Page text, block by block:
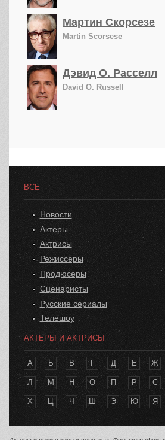
Мартин Скорсезе
Martin Scorsese
Дэвид О. Расселл
David O. Russell
ВСЕ
Новости
Актеры
Актрисы
Режиссеры
Продюсеры
Сценаристы
Русские сериалы
Телешоу
АКТЕРЫ И АКТРИСЫ
А Б В Г Д Е Ж
Л М Н О П Р С
Х Ц Ч Ш Э Ю Я